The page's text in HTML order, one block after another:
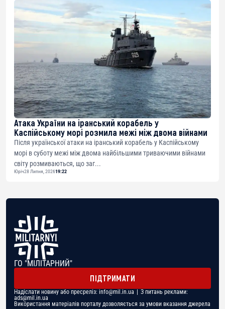
Атака України на іранський корабель у
Каспійському морі розмила межі між двома війнами
Після української атаки на іранський корабель у Каспійському
морі в суботу межі між двома найбільшими триваючими війнами
світу розмиваються, що заг...
Юріч28 Липня, 202619:22
ГО "МІЛІТАРНИЙ"
ПІДТРИМАТИ
Надіслати новину або пресреліз: info@mil.in.ua | З питань реклами:
ads@mil.in.ua
Використання матеріалів порталу дозволяється за умови вказання джерела